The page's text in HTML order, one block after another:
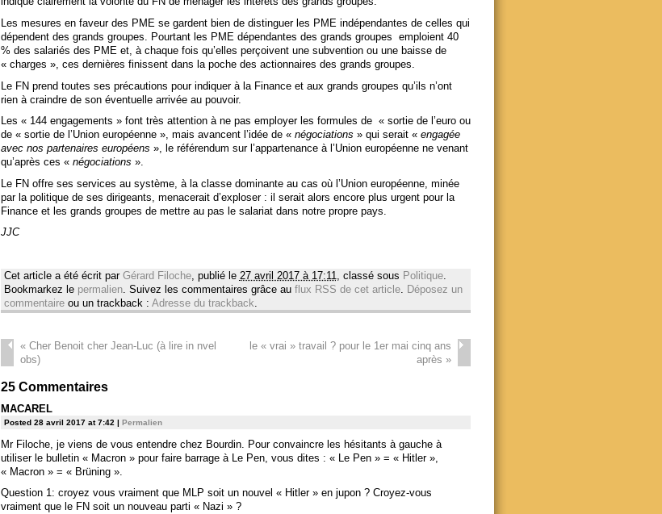
Les mesures en faveur des PME se gardent bien de distinguer les PME indépendantes de celles qui
dépendent des grands groupes. Pourtant les PME dépendantes des grands groupes emploient 40
% des salariés des PME et, à chaque fois qu’elles perçoivent une subvention ou une baisse de
« charges », ces dernières finissent dans la poche des actionnaires des grands groupes.
Le FN prend toutes ses précautions pour indiquer à la Finance et aux grands groupes qu’ils n’ont
rien à craindre de son éventuelle arrivée au pouvoir.
Les « 144 engagements » font très attention à ne pas employer les formules de « sortie de l’euro ou
de « sortie de l’Union européenne », mais avancent l’idée de « négociations » qui serait « engagée
avec nos partenaires européens », le référendum sur l’appartenance à l’Union européenne ne venant
qu’après ces « négociations ».
Le FN offre ses services au système, à la classe dominante au cas où l’Union européenne, minée
par la politique de ses dirigeants, menacerait d’exploser : il serait alors encore plus urgent pour la
Finance et les grands groupes de mettre au pas le salariat dans notre propre pays.
JJC
Cet article a été écrit par Gérard Filoche, publié le 27 avril 2017 à 17:11 , classé sous Politique.
Bookmarkez le permalien. Suivez les commentaires grâce au flux RSS de cet article. Déposez un
commentaireou un trackback : Adresse du trackback
«Cher Benoit cher Jean-Luc (à lire in nvel
obs)
le « vrai » travail ? pour le 1er mai cinq ans
après»
25Commentaires
MACAREL
Posted 28 avril 2017 at 7:42 | Permalien
Mr Filoche, je viens de vous entendre chez Bourdin. Pour convaincre les hésitants à gauche à
utiliser le bulletin « Macron » pour faire barrage à Le Pen, vous dites : « Le Pen » = « Hitler »,
« Macron » = « Brüning ».
Question 1: croyez vous vraiment que MLP soit un nouvel « Hitler » en jupon ? Croyez-vous
vraiment que le FN soit un nouveau parti « Nazi » ?